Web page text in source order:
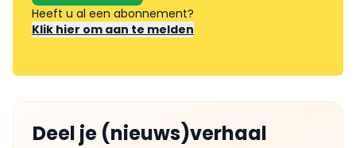
Heeft u al een abonnement?
Klik hier om aan te melden
Deel je (nieuws)verhaal